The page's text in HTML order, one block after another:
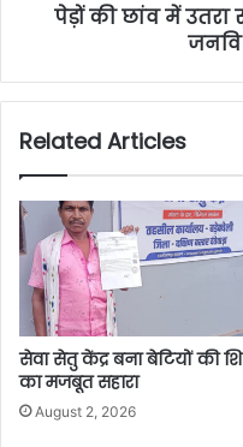
पेड़ों की छांव में उतरा
Related Articles
सेवा सेतु केंद्र बना बेटियों की
का मजबूत सहारा
August 2, 2026